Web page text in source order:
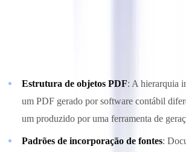
Estrutura de objetos PDF: A hierarquia
um PDF gerado por software contábil
um produzido por uma ferramenta de
Padrões de incorporação de fontes: